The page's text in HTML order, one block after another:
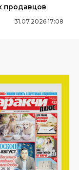
продавцов
31.07.2026 17:08